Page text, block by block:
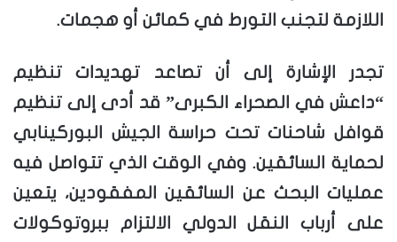
اللازمة لتجنب التورط في كمائن أو هجمات.
تجدر الإشارة إلى أن تصاعد تهديدات تنظيم
“داعش في الصحراء الكبرى” قد أدى إلى تنظيم
قوافل شاحنات تحت حراسة الجيش البوركينابي
لحماية السائقين. وفي الوقت الذي تتواصل فيه
عمليات البحث عن السائقين المفقودين، يتعين
على أرباب النقل الدولي الالتزام ببروتوكولات